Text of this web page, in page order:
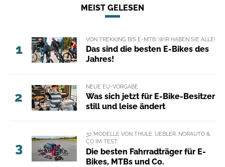
MEIST GELESEN
1
VON TREKKING BIS E-MTB: WIR HABEN SIE ALLE!
Das sind die besten E-Bikes des
Jahres!
2
NEUE EU-VORGABE
Was sich jetzt für E-Bike-Besitzer
still und leise ändert
3
32 MODELLE VON THULE, UEBLER, NORAUTO &
CO IM TEST
Die besten Fahrradträger für E-
Bikes, MTBs und Co.